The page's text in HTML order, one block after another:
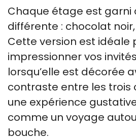
Chaque étage est garni
différente : chocolat
Cette version est idéale
impressionner vos
lorsqu’elle est décorée
contraste entre les trois
une expérience
comme un voyage
bouche.